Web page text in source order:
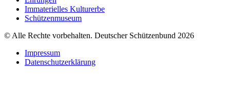
Immaterielles Kulturerbe
Schützenmuseum
© Alle Rechte vorbehalten. Deutscher Schützenbund 2026
Impressum
Datenschutzerklärung